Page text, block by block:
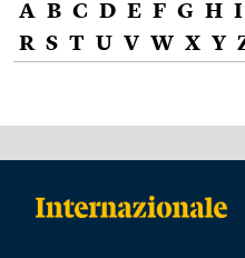
A B C D E F G H I
R S T U V W X Y